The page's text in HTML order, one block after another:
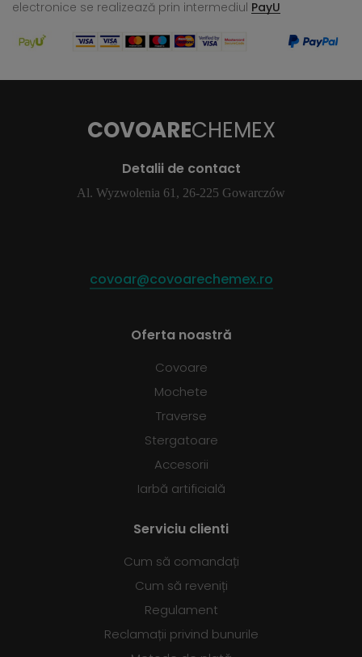
electronice se realizează prin intermediul PayU
COVOARECHEMEX
Detalii de contact
Al. Wyzwolenia 61, 26-225 Gowarczów
covoar@covoarechemex.ro
Oferta noastră
Covoare
Mochete
Traverse
Stergatoare
Accesorii
Iarbă artificială
Serviciu clienti
Cum să comandați
Cum să reveniți
Regulament
Reclamații privind bunurile